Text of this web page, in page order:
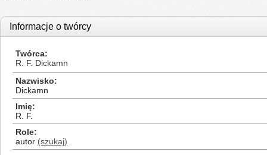
Informacje o twórcy
Twórca
R. F. Dickamn
Nazwisko
Dickamn
Imię
R. F.
Role
autor (szukaj)